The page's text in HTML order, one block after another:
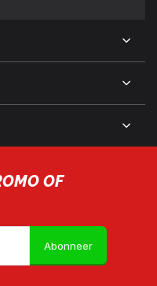
OF
Abonneer